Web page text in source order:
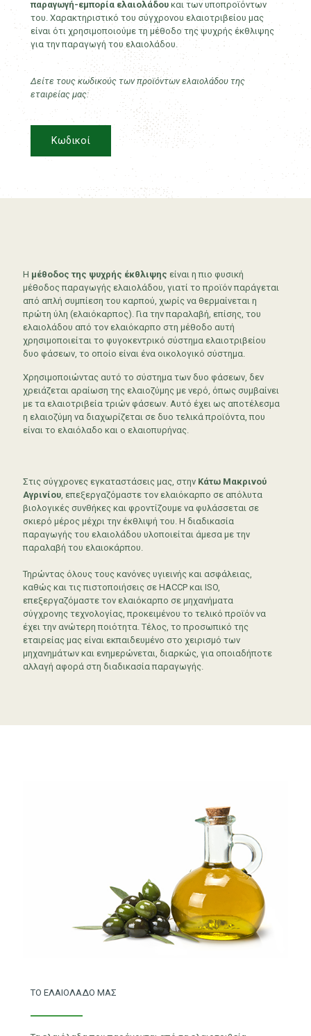
παραγωγή-εμπορία ελαιολάδου και των υποπροϊόντων
του. Χαρακτηριστικό του σύγχρονου ελαιοτριβείου μας
είναι ότι χρησιμοποιούμε τη μέθοδο της ψυχρής έκθλιψης
για την παραγωγή του ελαιολάδου.
Δείτε τους κωδικούς των προϊόντων ελαιολάδου της
εταιρείας μας:
Κωδικοί
Η μέθοδος της ψυχρής έκθλιψης είναι η πιο φυσική
μέθοδος παραγωγής ελαιολάδου, γιατί το προϊόν παράγεται
από απλή συμπίεση του καρπού, χωρίς να θερμαίνεται η
πρώτη ύλη (ελαιόκαρπος). Για την παραλαβή, επίσης, του
ελαιολάδου από τον ελαιόκαρπο στη μέθοδο αυτή
χρησιμοποιείται το φυγοκεντρικό σύστημα ελαιοτριβείου
δυο φάσεων, το οποίο είναι ένα οικολογικό σύστημα.
Χρησιμοποιώντας αυτό το σύστημα των δυο φάσεων, δεν
χρειάζεται αραίωση της ελαιοζύμης με νερό, όπως συμβαίνει
με τα ελαιοτριβεία τριών φάσεων. Αυτό έχει ως αποτέλεσμα
η ελαιοζύμη να διαχωρίζεται σε δυο τελικά προϊόντα, που
είναι το ελαιόλαδο και ο ελαιοπυρήνας.
Στις σύγχρονες εγκαταστάσεις μας, στην Κάτω Μακρινού
Αγρινίου, επεξεργαζόμαστε τον ελαιόκαρπο σε απόλυτα
βιολογικές συνθήκες και φροντίζουμε να φυλάσσεται σε
σκιερό μέρος μέχρι την έκθλιψή του. Η διαδικασία
παραγωγής του ελαιολάδου υλοποιείται άμεσα με την
παραλαβή του ελαιοκάρπου.
Τηρώντας όλους τους κανόνες υγιεινής και ασφάλειας,
καθώς και τις πιστοποιήσεις σε HACCP και ISO,
επεξεργαζόμαστε τον ελαιόκαρπο σε μηχανήματα
σύγχρονης τεχνολογίας, προκειμένου το τελικό προϊόν να
έχει την ανώτερη ποιότητα. Τέλος, το προσωπικό της
εταιρείας μας είναι εκπαιδευμένο στο χειρισμό των
μηχανημάτων και ενημερώνεται, διαρκώς, για οποιαδήποτε
αλλαγή αφορά στη διαδικασία παραγωγής.
ΤΟ ΕΛΑΙΟΛΑΔΟ ΜΑΣ